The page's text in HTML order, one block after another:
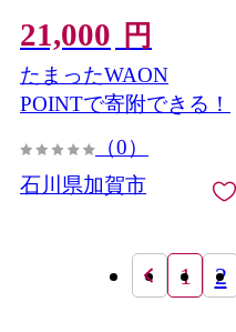
製 テーブルウェア F6P-
3189
21,000 円
たまったWAON
POINTで寄附できる！
（0）
石川県加賀市
1 2